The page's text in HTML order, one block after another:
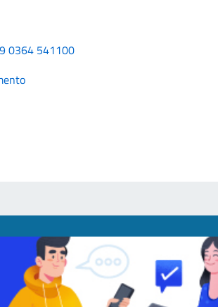
0364 541100